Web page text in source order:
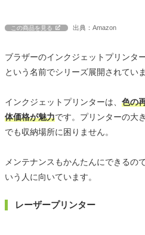
この商品を見る 出典：Amazon
ブラザーのインクジェットプリンタ
という名前でシリーズ展開されていま
インクジェットプリンターは、 色の
体価格が魅力です。プリンターの大
でも収納場所に困りません。
メンテナンスもかんたんにできるの
いう人に向いています。
レーザープリンター